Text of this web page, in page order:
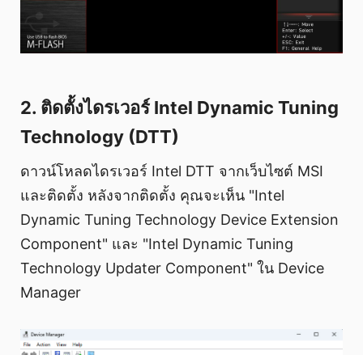
2. ติดตั้งไดรเวอร์ Intel Dynamic Tuning
Technology (DTT)
ดาวน์โหลดไดรเวอร์ Intel DTT จากเว็บไซต์ MSI
และติดตั้ง หลังจากติดตั้ง คุณจะเห็น "Intel
Dynamic Tuning Technology Device Extension
Component" และ "Intel Dynamic Tuning
Technology Updater Component" ใน Device
Manager